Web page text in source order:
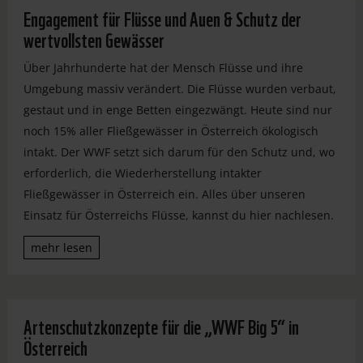
Engagement für Flüsse und Auen & Schutz der
wertvollsten Gewässer
Über Jahrhunderte hat der Mensch Flüsse und ihre
Umgebung massiv verändert. Die Flüsse wurden verbaut,
gestaut und in enge Betten eingezwängt. Heute sind nur
noch 15% aller Fließgewässer in Österreich ökologisch
intakt. Der WWF setzt sich darum für den Schutz und, wo
erforderlich, die Wiederherstellung intakter
Fließgewässer in Österreich ein. Alles über unseren
Einsatz für Österreichs Flüsse, kannst du hier nachlesen.
mehr lesen
Artenschutzkonzepte für die „WWF Big 5“ in
Österreich